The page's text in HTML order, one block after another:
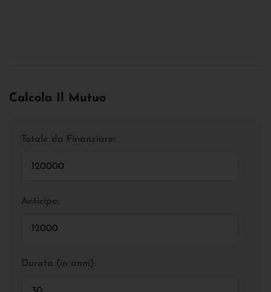
Calcola Il Mutuo
Totale da Finanziare:
Anticipo:
Durata (in anni):